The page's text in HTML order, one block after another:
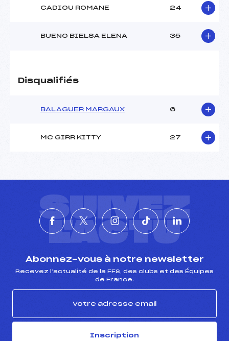
CADIOU ROMANE 24
BUENO BIELSA ELENA 35
Disqualifiés
BALAGUER MARGAUX 6
MC GIRR KITTY 27
SUIVEZ
L'ACTU
Abonnez-vous à notre newsletter
Recevez l’actualité de la FFS, des clubs et des Équipes
de France.
Inscription